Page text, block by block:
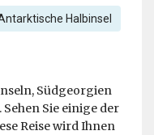
Halbinsel
Südgeorgien
Sie einige der
Reise wird Ihnen